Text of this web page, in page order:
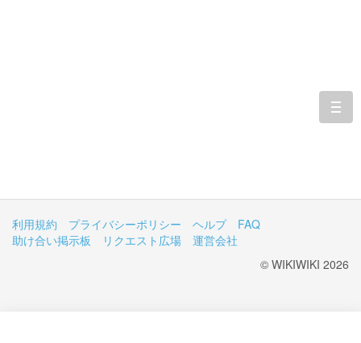
利用規約 プライバシーポリシー ヘルプ
FAQ
助け合い掲示板
リクエスト広場
運営会社
© WIKIWIKI 2026